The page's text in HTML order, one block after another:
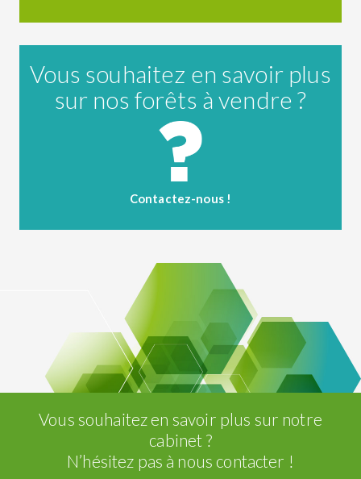
Vous souhaitez en savoir plus
sur nos forêts à vendre ?
Contactez-nous !
Vous souhaitez en savoir plus sur notre
cabinet ?
N’hésitez pas à nous contacter !